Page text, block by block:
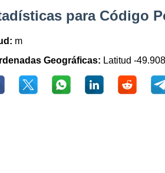
para Código
m
Geográficas: Latitud -